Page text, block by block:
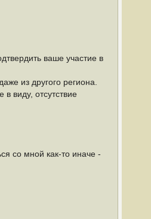
ваше участие в
из другого региона.
виду, отсутствие
со мной как-то иначе -